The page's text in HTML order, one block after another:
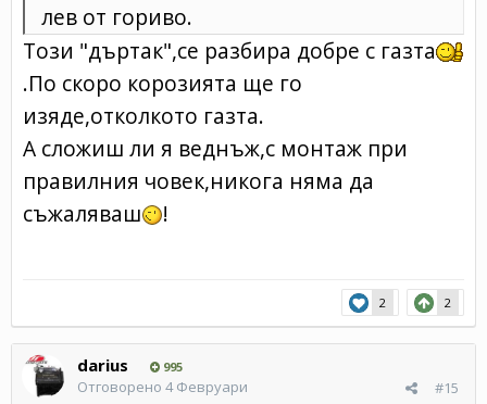
лев от гориво.
Този "дъртак",се разбира добре с газта
.По скоро корозията ще го
изяде,отколкото газта.
А сложиш ли я веднъж,с монтаж при
правилния човек,никога няма да
съжаляваш
!
2 2
darius 995
#15
Отговорено 4 Февруари